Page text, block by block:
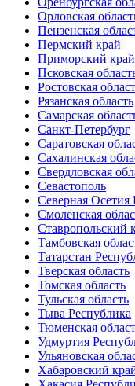
Орловская
Пензенская
Пермский край
Приморский край
Псковская
Ростовская
Рязанская область
Самарская
Санкт-Петербург
Саратовская
Сахалинская
Свердловская
Севастополь
Северная Осетия
Смоленская
Ставропольский
Тамбовская
Татарстан
Тверская область
Томская область
Тульская область
Тыва Республика
Тюменская
Удмуртия
Ульяновская
Хабаровский